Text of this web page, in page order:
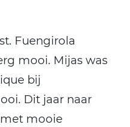
Fuengirola
mooi. Mijas was
bij
Dit jaar naar
mooie